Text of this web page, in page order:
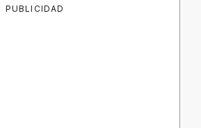
PUBLICIDAD